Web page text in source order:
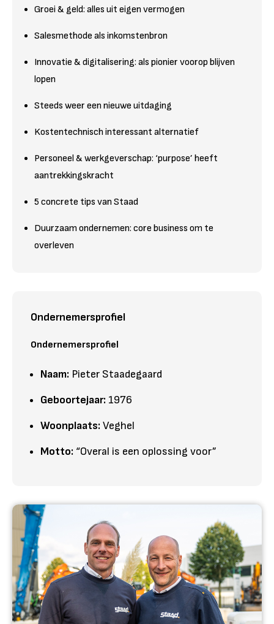
Groei & geld: alles uit eigen vermogen
Salesmethode als inkomstenbron
Innovatie & digitalisering: als pionier voorop blijven
lopen
Steeds weer een nieuwe uitdaging
Kostentechnisch interessant alternatief
Personeel & werkgeverschap: ‘purpose’ heeft
aantrekkingskracht
5 concrete tips van Staad
Duurzaam ondernemen: core business om te
overleven
Ondernemersprofiel
Ondernemersprofiel
Naam: Pieter Staadegaard
Geboortejaar: 1976
Woonplaats:Veghel
Motto: “Overal is een oplossing voor”